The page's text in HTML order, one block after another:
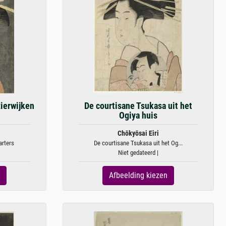
De courtisane Tsukasa uit het
Ogiya huis
Chōkyōsai Eiri
De courtisane Tsukasa uit het Og...
Niet gedateerd |
Afbeelding kiezen